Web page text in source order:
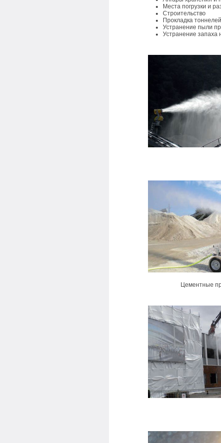
Места погрузки и
Строительство
Прокладка
Устранение пыли
Устранение запаха
Цементные